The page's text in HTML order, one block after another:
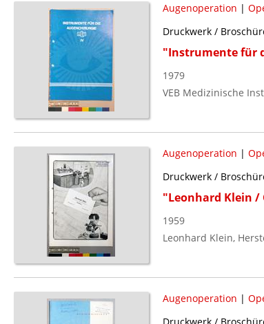
Augenoperation |
Druckwerk /
"Instrumente für
1979
VEB Medizinische
Augenoperation |
Druckwerk /
"Leonhard Klein
1959
Leonhard Klein,
Augenoperation |
Druckwerk /